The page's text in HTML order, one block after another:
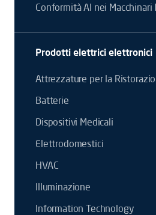
Conformità AI nei Macchinari
Prodotti elettrici elettronici
Attrezzature per la
Batterie
Dispositivi Medicali
Elettrodomestici
HVAC
Illuminazione
Information Technology